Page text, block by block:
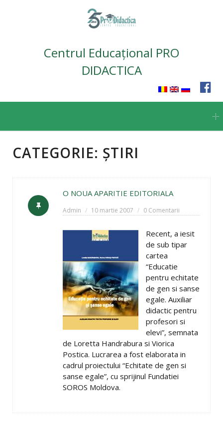
Centrul Educațional PRO
DIDACTICA
content
CATEGORIE: ȘTIRI
O NOUA APARITIE EDITORIALA
Admin 10 martie 2007 0 Comentarii
Recent, a iesit
de sub tipar
cartea
“Educatie
pentru echitate
de gen si sanse
egale. Auxiliar
didactic pentru
profesori si
elevi”, semnata
de Loretta Handrabura si Viorica
Postica. Lucrarea a fost elaborata in
cadrul proiectului “Echitate de gen si
sanse egale”, cu sprijinul Fundatiei
SOROS Moldova.